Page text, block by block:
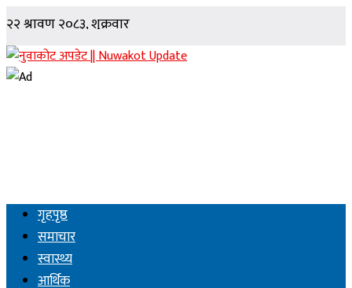
गृहपृष्ठ
समाचार
स्वास्थ्य
आर्थिक